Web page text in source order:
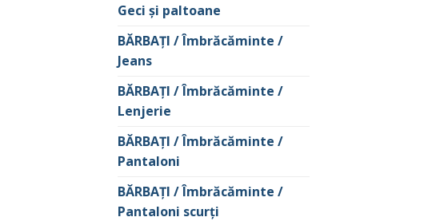
Geci şi paltoane
BĂRBAŢI / Îmbrăcăminte /
Jeans
BĂRBAŢI / Îmbrăcăminte /
Lenjerie
BĂRBAŢI / Îmbrăcăminte /
Pantaloni
BĂRBAŢI / Îmbrăcăminte /
Pantaloni scurţi